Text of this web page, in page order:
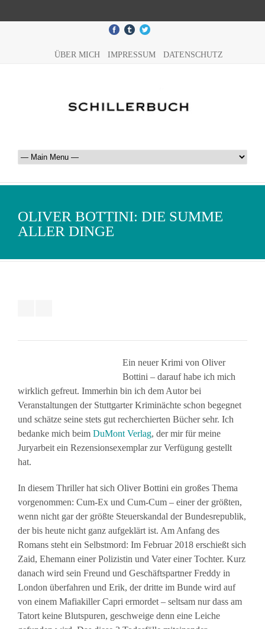
ÜBER MICH IMPRESSUM DATENSCHUTZ
OLIVER BOTTINI: DIE SUMME
ALLER DINGE
Ein neuer Krimi von Oliver
Bottini – darauf habe ich mich
wirklich gefreut. Immerhin bin ich dem Autor bei
Veranstaltungen der Stuttgarter Kriminächte schon begegnet
und schätze seine stets gut recherchierten Bücher sehr. Ich
bedanke mich beim DuMont Verlag, der mir für meine
Juryarbeit ein Rezensionsexemplar zur Verfügung gestellt
hat.
In diesem Thriller hat sich Oliver Bottini ein großes Thema
vorgenommen: Cum-Ex und Cum-Cum – einer der größten,
wenn nicht gar der größte Steuerskandal der Bundesrepublik,
der bis heute nicht ganz aufgeklärt ist. Am Anfang des
Romans steht ein Selbstmord: Im Februar 2018 erschießt sich
Zaid, Ehemann einer Polizistin und Vater einer Tochter. Kurz
danach wird sein Freund und Geschäftspartner Freddy in
London überfahren und Erik, der dritte im Bunde wird auf
von einem Mafiakiller Capri ermordet – seltsam nur dass am
Tatort keine Blutspuren, geschweige denn eine Leiche